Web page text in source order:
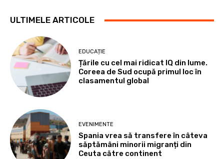
ULTIMELE ARTICOLE
EDUCAȚIE
Țările cu cel mai ridicat IQ din lume.
Coreea de Sud ocupă primul loc în
clasamentul global
EVENIMENTE
Spania vrea să transfere în câteva
săptămâni minorii migranți din
Ceuta către continent